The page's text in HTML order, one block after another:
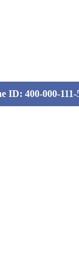
ID: 400-000-111-